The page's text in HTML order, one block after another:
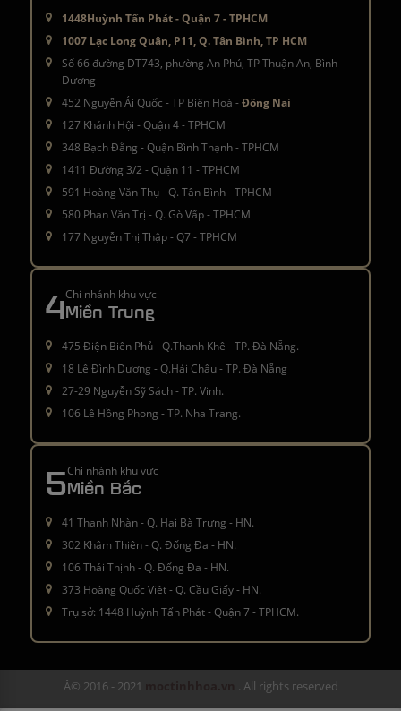
1448Huỳnh Tấn Phát - Quận 7 - TPHCM
1007 Lạc Long Quân, P11, Q. Tân Bình, TP HCM
Số 66 đường DT743, phường An Phú, TP Thuận An, Bình
Dương
452 Nguyễn Ái Quốc - TP Biên Hoà -Đồng Nai
127 Khánh Hội - Quận 4 - TPHCM
348 Bạch Đằng - Quận Bình Thạnh - TPHCM
1411 Đường 3/2 - Quận 11 - TPHCM
591 Hoàng Văn Thụ - Q. Tân Bình - TPHCM
580 Phan Văn Trị - Q. Gò Vấp - TPHCM
177 Nguyễn Thị Thập - Q7 - TPHCM
4Chi nhánh khu vực
Miền Trung
475 Điện Biên Phủ - Q.Thanh Khê - TP. Đà Nẵng.
18 Lê Đình Dương - Q.Hải Châu - TP. Đà Nẵng
27-29 Nguyễn Sỹ Sách - TP. Vinh.
106 Lê Hồng Phong - TP. Nha Trang.
5Chi nhánh khu vực
Miền Bắc
41 Thanh Nhàn - Q. Hai Bà Trưng - HN.
302 Khâm Thiên - Q. Đống Đa - HN.
106 Thái Thịnh - Q. Đống Đa - HN.
373 Hoàng Quốc Việt - Q. Cầu Giấy - HN.
Trụ sở: 1448 Huỳnh Tấn Phát - Quận 7 - TPHCM.
Â© 2016 - 2021 . All rights reserved